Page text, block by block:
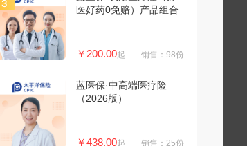
医好药0免赔）产品组合
￥200.00起 销售：98份
蓝医保·中高端医疗险
（2026版）
￥438.00起 销售：25份